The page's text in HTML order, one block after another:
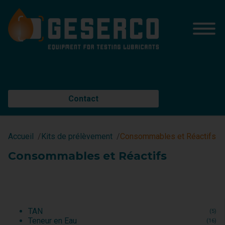
Contact
TAN (5)
Teneur en Eau (16)
Accueil Kits de prélèvement Consommables et Réactifs
Consommables et Réactifs